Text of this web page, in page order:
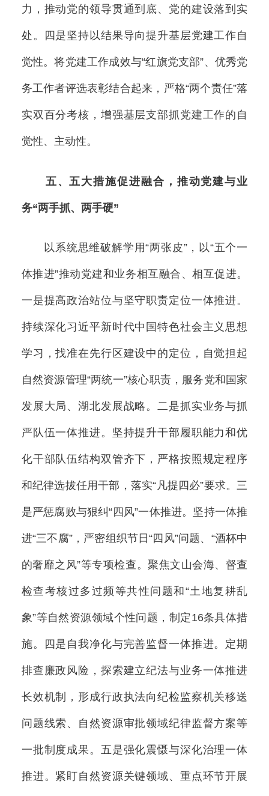
力，推动党的领导贯通到底、党的建设落到实
处。四是坚持以结果导向提升基层党建工作自
觉性。将党建工作成效与“红旗党支部”、优秀党
务工作者评选表彰结合起来，严格“两个责任”落
实双百分考核，增强基层支部抓党建工作的自
觉性、主动性。
五、五大措施促进融合，推动党建与业
务“两手抓、两手硬”
以系统思维破解学用“两张皮”，以“五个一
体推进”推动党建和业务相互融合、相互促进。
一是提高政治站位与坚守职责定位一体推进。
持续深化习近平新时代中国特色社会主义思想
学习，找准在先行区建设中的定位，自觉担起
自然资源管理“两统一”核心职责，服务党和国家
发展大局、湖北发展战略。二是抓实业务与抓
严队伍一体推进。坚持提升干部履职能力和优
化干部队伍结构双管齐下，严格按照规定程序
和纪律选拔任用干部，落实“凡提四必”要求。三
是严惩腐败与狠纠“四风”一体推进。坚持一体推
进“三不腐”，严密组织节日“四风”问题、“酒杯中
的奢靡之风”等专项检查。聚焦文山会海、督查
检查考核过多过频等共性问题和“土地复耕乱
象”等自然资源领域个性问题，制定16条具体措
施。四是自我净化与完善监督一体推进。定期
排查廉政风险，探索建立纪法与业务一体推进
长效机制，形成行政执法向纪检监察机关移送
问题线索、自然资源审批领域纪律监督方案等
一批制度成果。五是强化震慑与深化治理一体
推进。紧盯自然资源关键领域、重点环节开展